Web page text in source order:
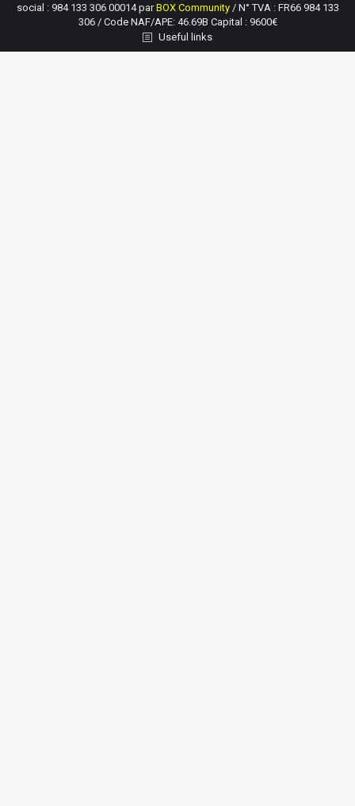
social : 984 133 306 00014 parBOX Community / N° TVA : FR66 984 133
306 / Code NAF/APE: 46.69B Capital : 9600€
Useful links